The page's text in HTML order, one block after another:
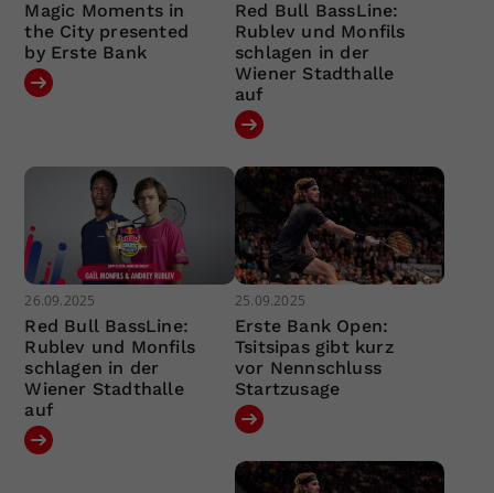
Magic Moments in
the City presented
by Erste Bank
Red Bull BassLine:
Rublev und Monfils
schlagen in der
Wiener Stadthalle
auf
26.09.2025
Red Bull BassLine:
Rublev und Monfils
schlagen in der
Wiener Stadthalle
auf
25.09.2025
Erste Bank Open:
Tsitsipas gibt kurz
vor Nennschluss
Startzusage